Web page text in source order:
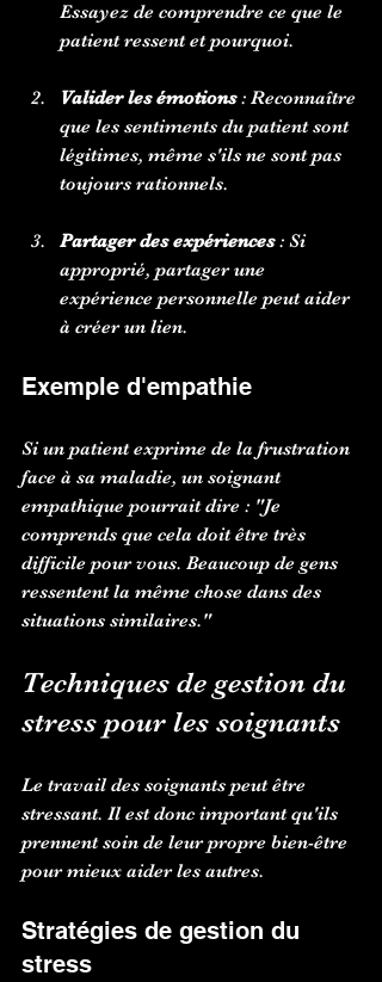
Essayez de comprendre ce que le
patient ressent et pourquoi.
Valider les émotions : Reconnaître
que les sentiments du patient sont
légitimes, même s'ils ne sont pas
toujours rationnels.
Partager des expériences : Si
approprié, partager une
expérience personnelle peut aider
à créer un lien.
Exemple d'empathie
Si un patient exprime de la frustration
face à sa maladie, un soignant
empathique pourrait dire : "Je
comprends que cela doit être très
difficile pour vous. Beaucoup de gens
ressentent la même chose dans des
situations similaires."
Techniques de gestion du
stress pour les soignants
Le travail des soignants peut être
stressant. Il est donc important qu'ils
prennent soin de leur propre bien-être
pour mieux aider les autres.
Stratégies de gestion du
stress